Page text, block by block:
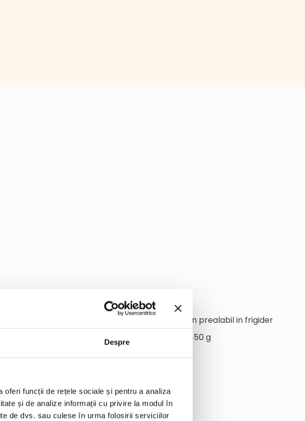
Despre
funcții de rețele sociale și pentru a analiza
și de analize informații cu privire la modul în
de dvs. sau culese în urma folosirii serviciilor
punga Vinete coapte Edenia 450 g, decongelate in prealabil in frigider
punga Amestec pentru Supa de legume Edenia 450 g
g emmental portii
g rosii cherry
rozmarin